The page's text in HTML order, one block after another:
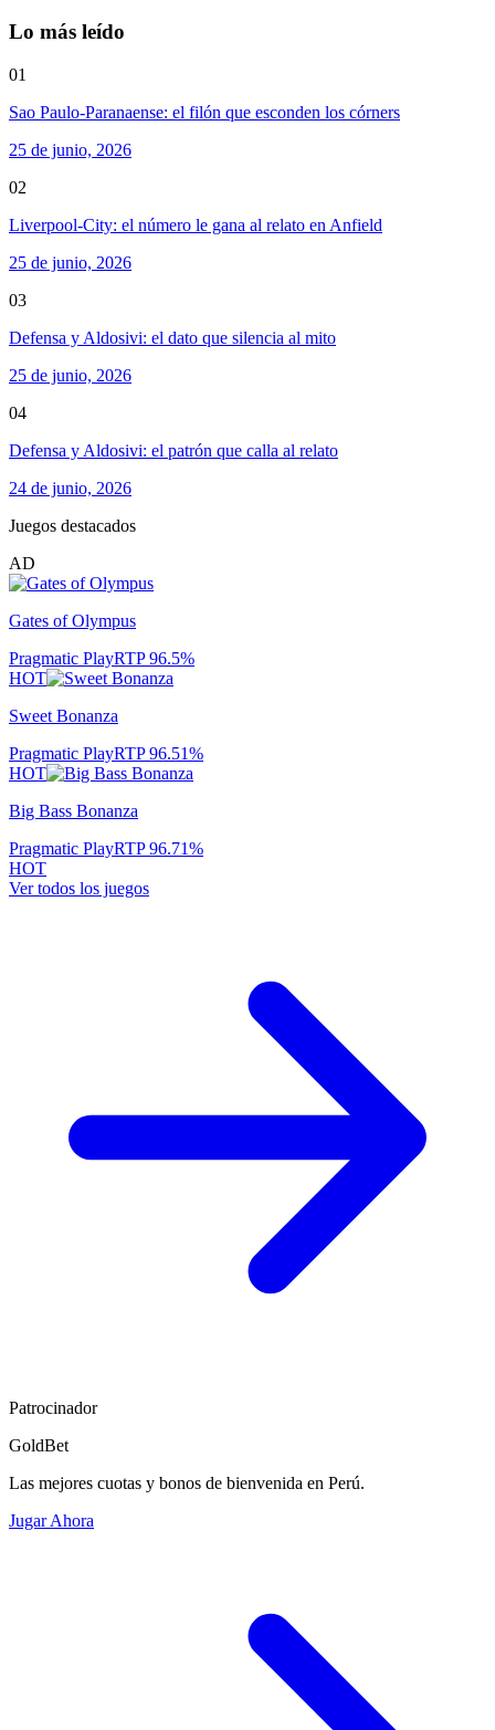
Lo más leído
01
Sao Paulo-Paranaense: el filón que esconden los córners
25 de junio, 2026
02
Liverpool-City: el número le gana al relato en Anfield
25 de junio, 2026
03
Defensa y Aldosivi: el dato que silencia al mito
25 de junio, 2026
04
Defensa y Aldosivi: el patrón que calla al relato
24 de junio, 2026
Juegos destacados
AD
Gates of Olympus
Pragmatic PlayRTP96.5%
HOT
Sweet Bonanza
Pragmatic PlayRTP96.51%
HOT
Big Bass Bonanza
Pragmatic PlayRTP96.71%
HOT
Ver todos los juegos
Patrocinador
GoldBet
Las mejores cuotas y bonos de bienvenida en Perú.
Jugar Ahora